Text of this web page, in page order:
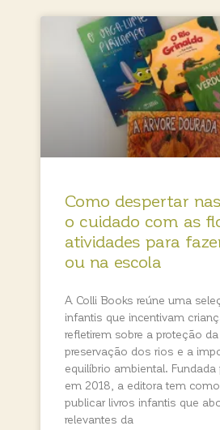
Como despertar
o cuidado com as
atividades para
ou na escola
A Colli Books reúne uma
infantis que incentivam
refletirem sobre a proteção
preservação dos rios e a
equilíbrio ambiental. Fundada
em 2018, a editora tem
publicar livros infantis que
relevantes da